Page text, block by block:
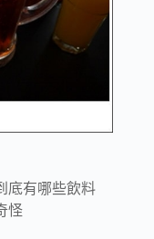
底有哪些飲料
怪